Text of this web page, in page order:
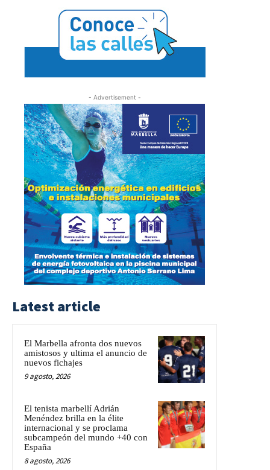
- Advertisement -
Latest article
El Marbella afronta dos nuevos
amistosos y ultima el anuncio de
nuevos fichajes
9 agosto, 2026
El tenista marbellí Adrián
Menéndez brilla en la élite
internacional y se proclama
subcampeón del mundo +40 con
España
8 agosto, 2026